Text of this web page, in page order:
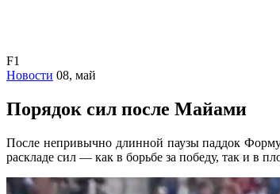
F1
Новости 08, май
Порядок сил после Майами
После непривычно длинной паузы паддок
раскладе сил — как в борьбе за победу, так и в